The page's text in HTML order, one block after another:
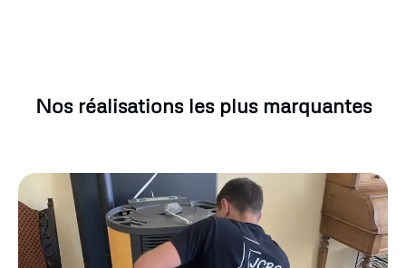
Nos réalisations les plus marquantes